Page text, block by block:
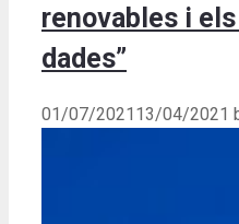
renovables i
dades”
01/07/2021 13/04/2021